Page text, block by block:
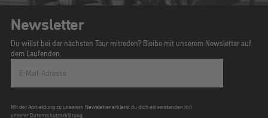
Newsletter
Du willst bei der nächsten Tour mitreden? Bleibe mit unserem Newsletter auf
dem Laufenden.
E-Mail-Adresse
Mit der Anmeldung zu unserem Newsletter erklärst du dich einverstanden mit
unserer Datenschutzerklärung